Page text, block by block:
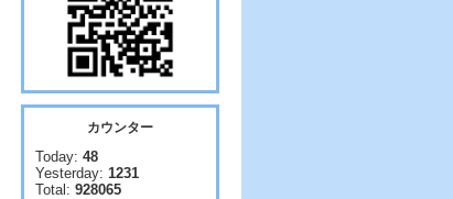
カウンター
Today: 48
Yesterday: 1231
Total: 928065